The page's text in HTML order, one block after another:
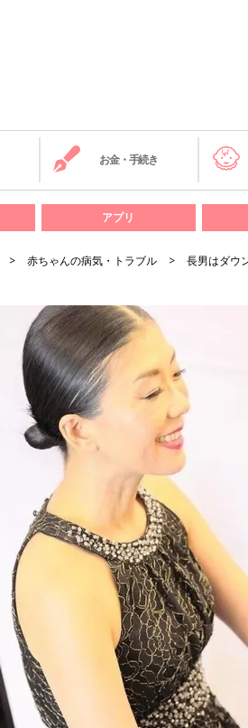
お金・手続き
アプリ
赤ちゃんの病気・トラブル 長男はダウ